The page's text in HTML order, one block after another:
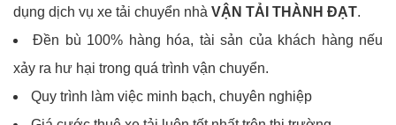
dụng dịch vụ xe tải chuyển nhà VẬN TẢI THÀNH ĐẠT.
Đền bù 100% hàng hóa, tài sản của khách hàng nếu
xảy ra hư hại trong quá trình vận chuyển.
Quy trình làm việc minh bạch, chuyên nghiệp